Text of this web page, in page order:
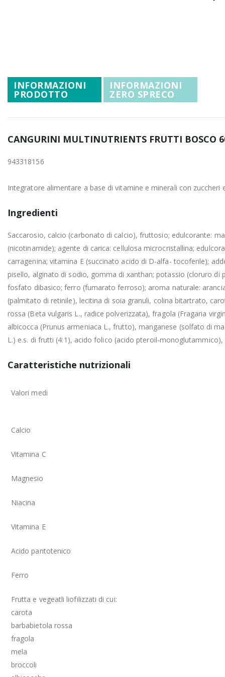
immagini
INFORMAZIONI
PRODOTTO
CANGURINI MULTINUTRIENTS FRUTTI BOSCO
943318156
Integratore alimentare a base di vitamine e minerali con zuccheri
Ingredienti
Saccarosio, calcio (carbonato di calcio), fruttosio; edulcorante:
(nicotinamide); agente di carica: cellulosa microcristallina;
carragenina; vitamina E (succinato acido di D-alfa- tocoferile);
pisello, alginato di sodio, gomma di xanthan; potassio (cloruro
fosfato dibasico; ferro (fumarato ferroso); aroma naturale:
(palmitato di retinile), lecitina di soia granuli, colina bitartrato,
rossa (Beta vulgaris L., radice polverizzata), fragola (Fragaria
albicocca (Prunus armeniaca L., frutto), manganese (solfato di
L.) e.s. di frutti (4:1), acido folico (acido pteroil-
Caratteristiche nutrizionali
Valori medi
Calcio
Vitamina C
Magnesio
Niacina
Vitamina E
Acido pantotenico
Ferro
Frutta e vegeatli liofilizzati di cui:
carota
barbabietola rossa
fragola
mela
broccoli
INFORMAZIONI
ZERO SPRECO